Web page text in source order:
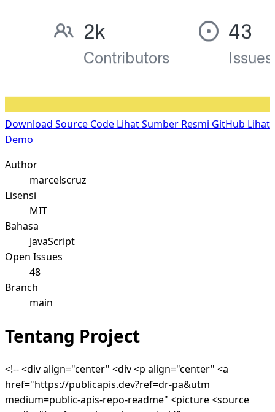
Download Source Code Lihat Sumber Resmi GitHub Lihat
Demo
Author
marcelscruz
Lisensi
MIT
Bahasa
JavaScript
Open Issues
48
Branch
main
Tentang Project
<!-- <div align="center" <div <p align="center" <a
href="https://publicapis.dev?ref=dr-pa&utm
medium=public-apis-repo-readme" <picture <source